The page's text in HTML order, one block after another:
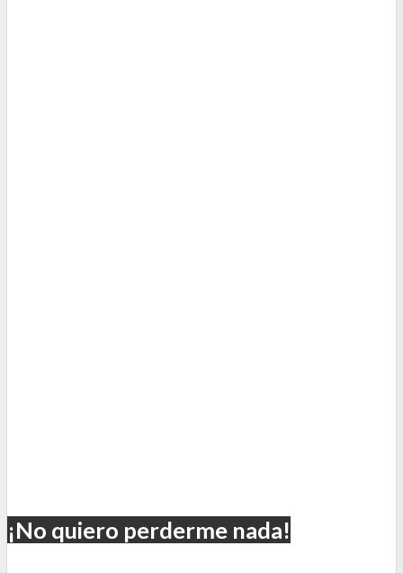
¡No quiero perderme nada!